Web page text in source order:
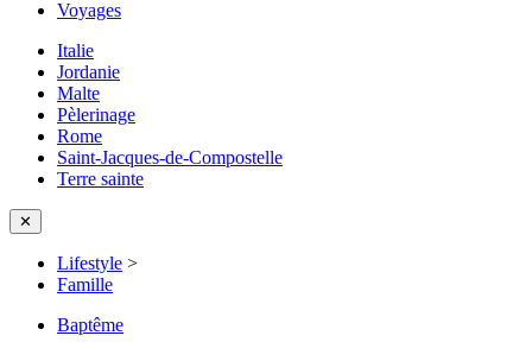
Voyages
Italie
Jordanie
Malte
Pèlerinage
Rome
Saint-Jacques-de-Compostelle
Terre sainte
✕
Lifestyle >
Famille
Baptême